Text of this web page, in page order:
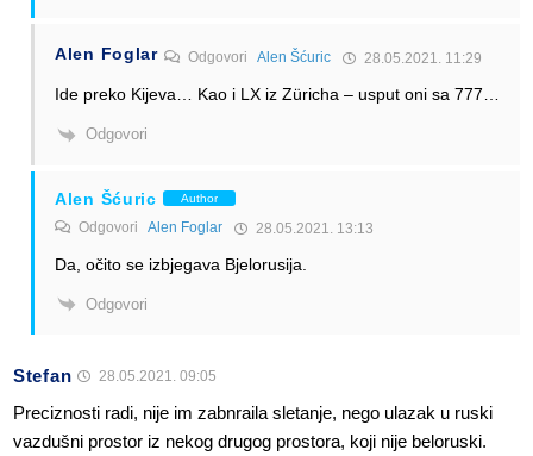
Alen Foglar Odgovori Alen Šćuric 28.05.2021. 11:29
Ide preko Kijeva… Kao i LX iz Züricha – usput oni sa 777…
Odgovori
Alen Šćuric Author
Odgovori Alen Foglar 28.05.2021. 13:13
Da, očito se izbjegava Bjelorusija.
Odgovori
Stefan 28.05.2021. 09:05
Preciznosti radi, nije im zabnraila sletanje, nego ulazak u ruski
vazdušni prostor iz nekog drugog prostora, koji nije beloruski.